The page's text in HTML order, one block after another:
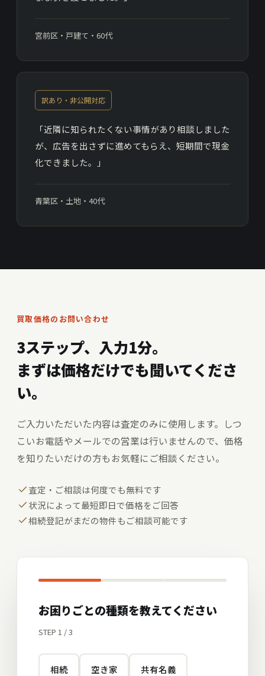
宮前区・戸建て・60代
訳あり・非公開対応
「近隣に知られたくない事情があり相談しました
が、広告を出さずに進めてもらえ、短期間で現金
化できました。」
青葉区・土地・40代
買取価格のお問い合わせ
3ステップ、入力1分。
まずは価格だけでも聞いてくださ
い。
ご入力いただいた内容は査定のみに使用します。しつ
こいお電話やメールでの営業は行いませんので、価格
を知りたいだけの方もお気軽にご相談ください。
査定・ご相談は何度でも無料です
状況によって最短即日で価格をご回答
相続登記がまだの物件もご相談可能です
お困りごとの種類を教えてください
STEP 1 / 3
相続 空き家 共有名義